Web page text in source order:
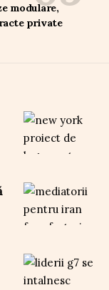
modulare,
private